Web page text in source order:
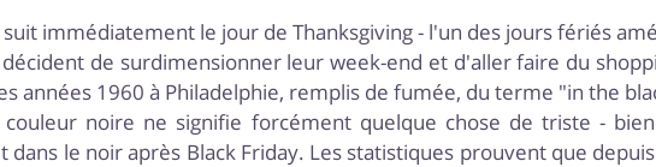
immédiatement le jour de Thanksgiving - l'un des jours fériés
de surdimensionner leur week-end et d'aller faire du
années 1960 à Philadelphie, remplis de fumée, du terme "in the
noire ne signifie forcément quelque chose de triste -
le noir après Black Friday. Les statistiques prouvent que